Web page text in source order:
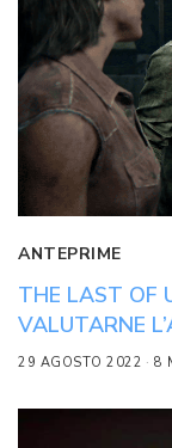
ANTEPRIME
THE LAST OF
VALUTARNE
29 AGOSTO 2022 8